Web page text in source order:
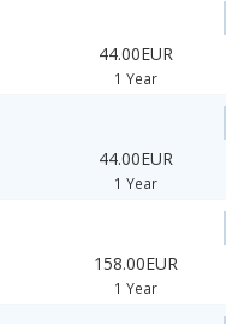
44.00EUR
1 Year
44.00EUR
1 Year
158.00EUR
1 Year